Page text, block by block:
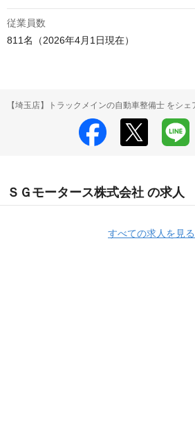
従業員数
811名（2026年4月1日現在）
【埼玉店】トラックメインの自動車整備士 をシェ
ＳＧモータース株式会社 の求人
すべての求人を見る